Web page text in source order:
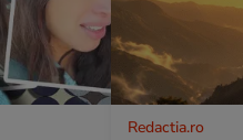
Redactia.ro